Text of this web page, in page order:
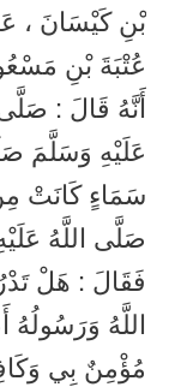
بْنِ كَيْسَانَ ،
عُتْبَةَ بْنِ
أَنَّهُ قَالَ :
عَلَيْهِ وَسَلَّمَ
سَمَاءٍ كَانَتْ
صَلَّى اللَّهُ
فَقَالَ : هَلْ
اللَّهُ
مُؤْمِنٌ بِي